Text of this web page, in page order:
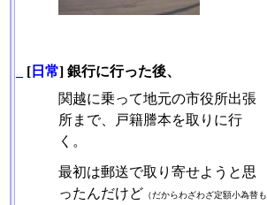
[ 日常] 銀行に行った後、
関越に乗って地元の市役所出張
所まで、戸籍謄本を取りに行
く。
最初は郵送で取り寄せようと思
ったんだけど （だからわざわざ定額小為替も